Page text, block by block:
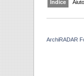
Indice Aiuto
ArchiRADAR